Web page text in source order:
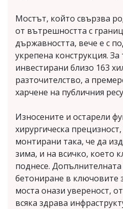
Мостът, който свързва
от вътрешността с
държавността, вече е с
укрепена конструкция. За
инвестирани близо 163
разточителство, а
харчене на публичния
Износените и остарели
хирургическа
монтирани така, че да
зима, и на всичко, което
поднесе.
бетониране в ключовите
моста онази увереност,
всяка здрава